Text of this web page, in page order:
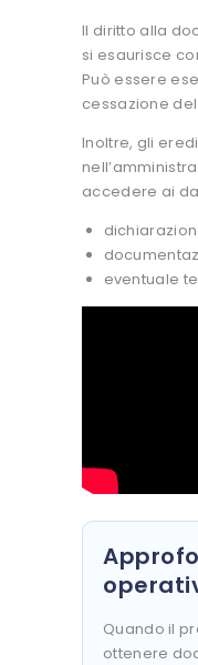
Il diritto alla
si esaurisce
Può essere
cessazione
Inoltre, gli
accedere ai
eventuale
Quando il
ottenere